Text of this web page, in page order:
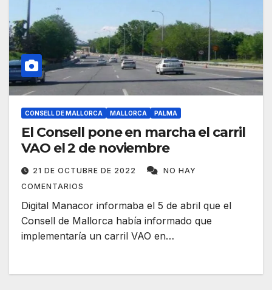
CONSELL DE MALLORCA MALLORCA PALMA
El Consell pone en marcha el carril
VAO el 2 de noviembre
21 DE OCTUBRE DE 2022
NO HAY
COMENTARIOS
Digital Manacor informaba el 5 de abril que el
Consell de Mallorca había informado que
implementaría un carril VAO en…